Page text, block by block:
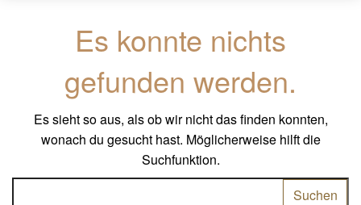
Es konnte nichts
gefunden werden.
Es sieht so aus, als ob wir nicht das finden konnten,
wonach du gesucht hast. Möglicherweise hilft die
Suchfunktion.